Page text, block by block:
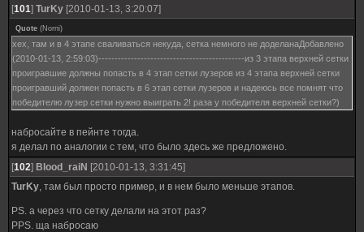
[101] TurKy [2010-01-13, 3:20:07]
Quote (Norni)
хех, там и в 4 этапе сваливаться некуда, сетка немного не доделанаДобавлено
(2010-01-13, 2:59:03)---------------------------------------------из 3 этапа верхней сетки
проигравшие должны попасть в 4 этап сетки лузеров из 4 этапа верхней сетки
проигравший должен попасть в 6 этап сетки лузеров и надеюсь все помнят что
победителю лузер сетки нужно выиграть 2! раза у победителя верхней сетки?)
набросайте в пейнте тогда.
я делал по аналогии с тем, что было здесь же предложено.
[102] Blood_raiN [2010-01-13, 3:31:45]
TurKy, там был просто пример, и в нем было меньше этапов.
PS. а через что сетку делали на этот раз?
PPS. ща набросаю